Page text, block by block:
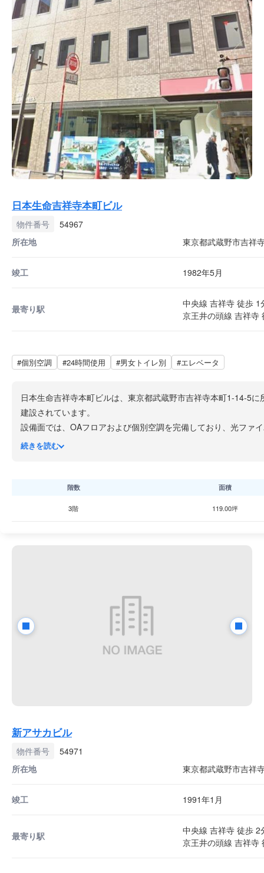
日本生命吉祥寺本町ビル
物件番号
54967
所在地
東京都武蔵野市吉祥
竣工 1982年5月
最寄り駅
中央線 吉祥寺 徒歩 1
京王井の頭線 吉祥寺
#個別空調 #24時間使用 #男女トイレ別 #エレベータ
日本生命吉祥寺本町ビルは、東京都武蔵野市吉祥寺本町1-14-5
建設されています。
設備面では、OAフロアおよび個別空調を完備しており、光ファ
管理も行われており、24時間利用可能なセキュリティ体制を整え
就業環境として高い利便性を誇ります。吉祥寺エリアを代表す
続きを読む
階数 面積
3階 119.00坪
新アサカビル
物件番号
54971
所在地
東京都武蔵野市吉祥
竣工 1991年1月
最寄り駅
中央線 吉祥寺 徒歩 2
京王井の頭線 吉祥寺